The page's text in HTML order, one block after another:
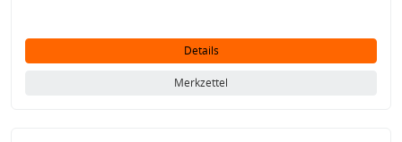
Details
Merkzettel